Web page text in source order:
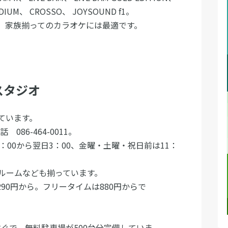
、 CROSSO、 JOYSOUND f1。
。家族揃ってのカラオケには最適です。
ジオ
ています。
、電話 086-464-0011。
00から翌日3：00、金曜・土曜・祝日前は11：
ームなども揃っています。
円から。フリータイムは880円からで